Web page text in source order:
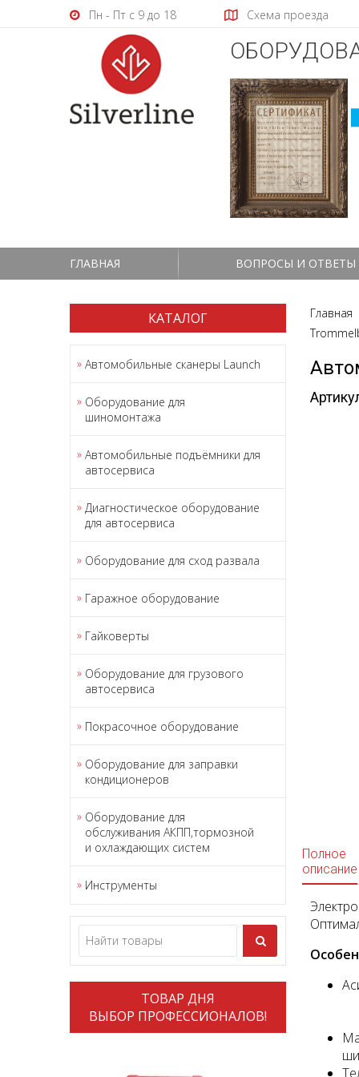
Пн - Пт с 9 до 18 Схема проезда
ГЛАВНАЯ ВОПРОСЫ И ОТВЕТЫ
КАТАЛОГ
Автомобильные сканеры Launch
Оборудование для
шиномонтажа
Автомобильные подъёмники для
автосервиса
Диагностическое оборудование
для автосервиса
Оборудование для сход развала
Гаражное оборудование
Гайковерты
Оборудование для грузового
автосервиса
Покрасочное оборудование
Оборудование для заправки
кондиционеров
Оборудование для
обслуживания АКПП,тормозной
и охлаждающих систем
Инструменты
ТОВАР ДНЯ
ВЫБОР ПРОФЕССИОНАЛОВ!
Главная
Полное
описание